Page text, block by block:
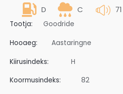
D C 71
Tootja: Goodride
Hooaeg: Aastaringne
Kiirusindeks: H
Koormusindeks: 82